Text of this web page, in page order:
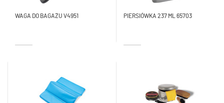
WAGA DO BAGAŻU V4951 PIERSIÓWKA 237 ML 65703